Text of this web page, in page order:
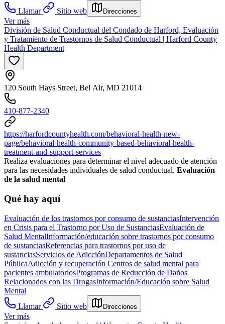
Llamar
Sitio web Direcciones
Ver más
División de Salud Conductual del Condado de Harford, Evaluación
y Tratamiento de Trastornos de Salud Conductual | Harford County
Health Department
120 South Hays Street, Bel Air, MD 21014
410-877-2340
https://harfordcountyhealth.com/behavioral-health-new-
page/behavioral-health-community-based-behavioral-health-
treatment-and-support-services
Realiza evaluaciones para determinar el nivel adecuado de atención
para las necesidades individuales de salud conductual. Evaluación
de la salud mental
Qué hay aquí
Evaluación de los trastornos por consumo de sustanciasIntervención
en Crisis para el Trastorno por Uso de SustanciasEvaluación de
Salud MentalInformación/educación sobre trastornos por consumo
de sustanciasReferencias para trastornos por uso de
sustanciasServicios de AdicciónDepartamentos de Salud
PúblicaAdicción y recuperación Centros de salud mental para
pacientes ambulatoriosProgramas de Reducción de Daños
Relacionados con las DrogasInformación/Educación sobre Salud
Mental
Llamar
Sitio web Direcciones
Ver más